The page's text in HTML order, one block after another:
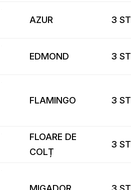
AZUR 3
EDMOND 3
FLAMINGO 3
FLOARE DE
COLȚ
3